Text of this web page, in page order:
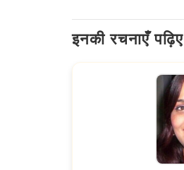
इनकी रचनाएँ पढ़िए